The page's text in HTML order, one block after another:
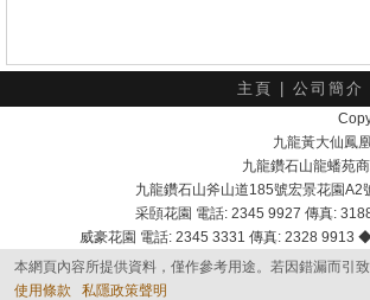
主頁 公司簡介
九龍黃大仙鳳
九龍鑽石山龍蟠苑
九龍鑽石山斧山道185號宏景花園
采頣花園 電話: 2345 9927 傳真:
威豪花園 電話: 2345 3331 傳真: 2328 9913
本網頁內容所提供資料，僅作參考用途。若因錯漏而引
使用條款
私隱政策聲明